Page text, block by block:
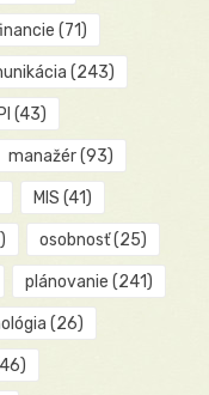
(71)
(243)
(43)
manažér(93)
MIS (41)
osobnosť(25)
plánovanie (241)
(26)